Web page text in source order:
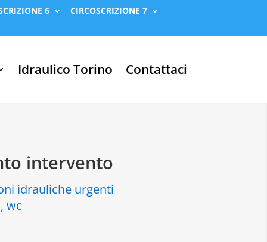
6 CIRCOSCRIZIONE 7
Idraulico Torino Contattaci
intervento
idrauliche urgenti
wc